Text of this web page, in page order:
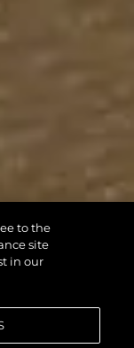
to the
site
in our